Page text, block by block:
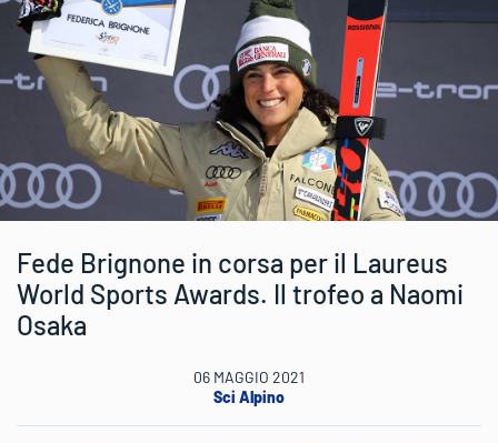
Fede Brignone in corsa per il Laureus
World Sports Awards. Il trofeo a Naomi
Osaka
06 MAGGIO 2021
Sci Alpino